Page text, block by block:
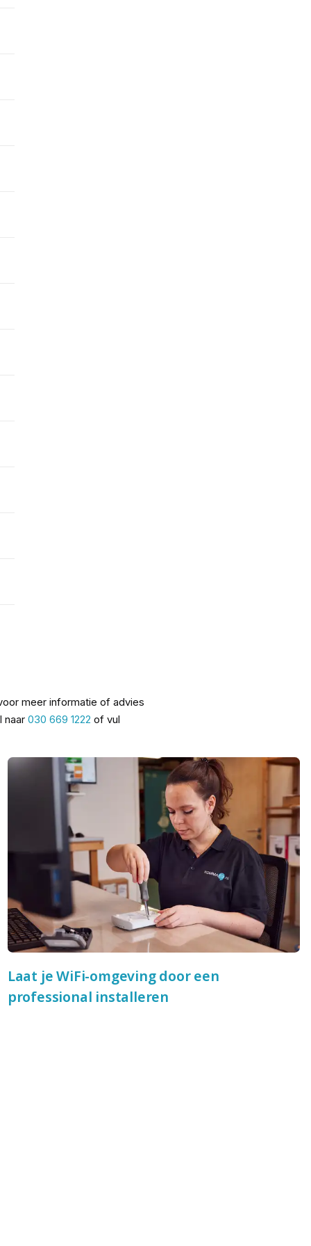
meer informatie of advies
naar 030 669 1222 of vul
Laat je WiFi-omgeving door een
professional installeren